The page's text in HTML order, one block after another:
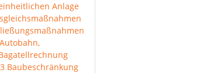
Anlage
Autobahn,
Baubeschränkung